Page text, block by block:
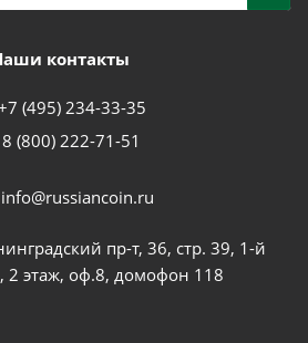
контакты
(495) 234-33-35
8 (800) 222-71-51
info@russiancoin.ru
пр-т, 36, стр. 39, 1-й
2 этаж, оф.8, домофон 118